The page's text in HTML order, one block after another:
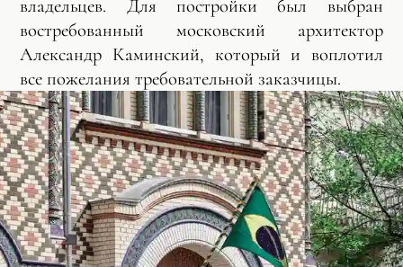
владельцев. Для постройки был выбран
востребованный московский архитектор
Александр Каминский, который и воплотил
все пожелания требовательной заказчицы.